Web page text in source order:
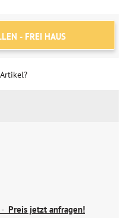
- FREI HAUS
- Preis jetzt anfragen!